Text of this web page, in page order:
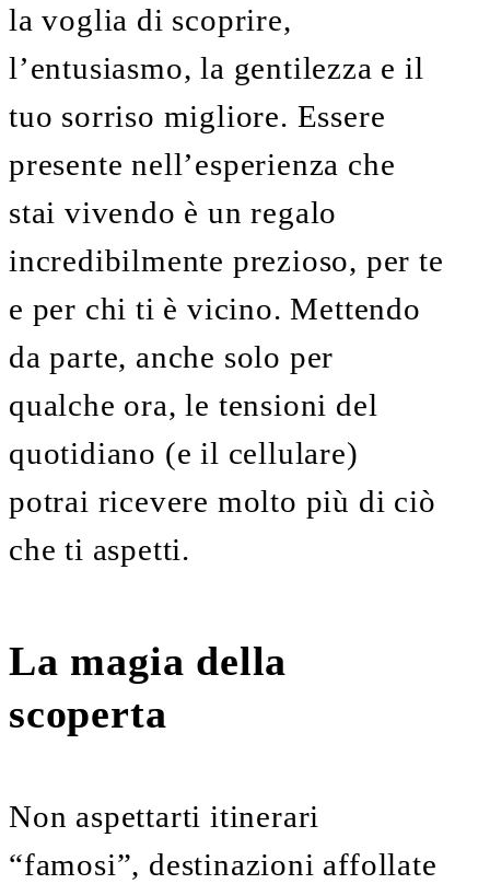
la voglia di scoprire,
l’entusiasmo, la gentilezza e il
tuo sorriso migliore. Essere
presente nell’esperienza che
stai vivendo è un regalo
incredibilmente prezioso, per te
e per chi ti è vicino. Mettendo
da parte, anche solo per
qualche ora, le tensioni del
quotidiano (e il cellulare)
potrai ricevere molto più di ciò
che ti aspetti.
La magia della
scoperta
Non aspettarti itinerari
“famosi”, destinazioni affollate